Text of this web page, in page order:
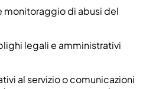
monitoraggio di abusi del
legali e amministrativi
al servizio o comunicazioni